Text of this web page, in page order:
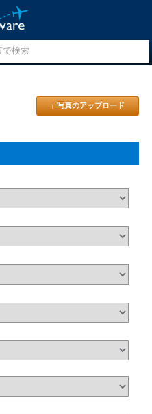
↑ 写真のアップロード